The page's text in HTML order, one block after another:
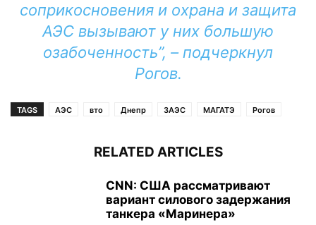
соприкосновения и охрана и защита
АЭС вызывают у них большую
озабоченность”, – подчеркнул
Рогов.
TAGS АЭС вто Днепр ЗАЭС МАГАТЭ Рогов
RELATED ARTICLES
CNN: США рассматривают
вариант силового задержания
танкера «Маринера»